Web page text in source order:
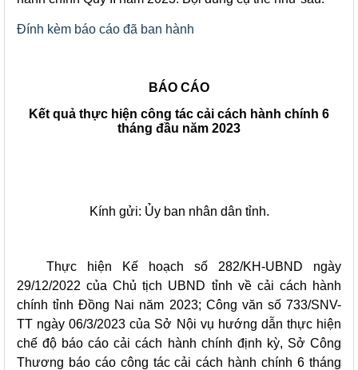
Đính kèm báo cáo đã ban hành
BÁO CÁO
Kết quả thực hiện công tác cải cách hành chính 6
tháng đầu năm 2023
Kính gửi: Ủy ban nhân dân tỉnh.
Thực hiện Kế hoạch số 282/KH-UBND ngày
29/12/2022 của Chủ tịch UBND tỉnh về cải cách hành
chính tỉnh Đồng Nai năm 2023; Công văn số 733/SNV-
TT ngày 06/3/2023 của Sở Nội vụ hướng dẫn thực hiện
chế độ báo cáo cải cách hành chính định kỳ, Sở Công
Thương báo cáo công tác cải cách hành chính 6 tháng